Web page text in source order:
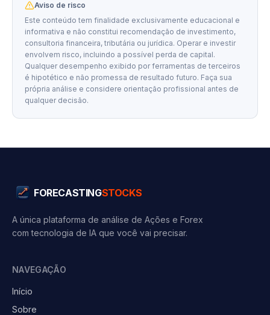
Aviso de risco
Este conteúdo tem finalidade exclusivamente educacional e
informativa e não constitui recomendação de investimento,
consultoria financeira, tributária ou jurídica. Operar e investir
envolvem risco, incluindo a possível perda de capital.
Qualquer desempenho exibido por ferramentas de terceiros
é hipotético e não promessa de resultado futuro. Faça sua
própria análise e considere orientação profissional antes de
qualquer decisão.
FORECASTINGSTOCKS
A única plataforma de análise de Ações e Forex
com tecnologia de IA que você vai precisar.
NAVEGAÇÃO
Início
Sobre